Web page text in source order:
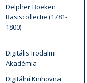
Delpher Boeken
Basiscollectie (1781-
1800)
Digitális Irodalmi
Akadémia
Digitální Knihovna